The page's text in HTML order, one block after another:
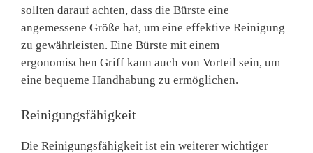
sollten darauf achten, dass die Bürste eine
angemessene Größe hat, um eine effektive Reinigung
zu gewährleisten. Eine Bürste mit einem
ergonomischen Griff kann auch von Vorteil sein, um
eine bequeme Handhabung zu ermöglichen.
Reinigungsfähigkeit
Die Reinigungsfähigkeit ist ein weiterer wichtiger